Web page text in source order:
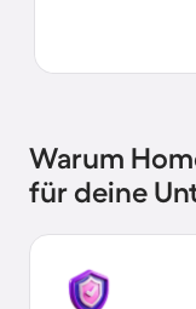
Warum
für deine